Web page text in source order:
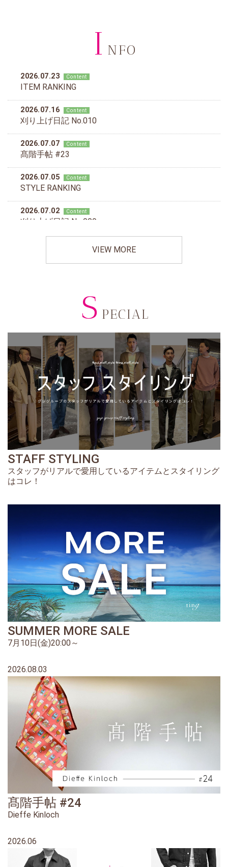
I NFO
VIEW MORE
S PECIAL
STAFF STYLING
スタッフがリアルで愛用しているアイテムとスタイリング
はコレ！
SUMMER MORE SALE
7月10日(金)20:00～
2026.08.03
髙階手帖 #24
Dieffe Kinloch
2026.06